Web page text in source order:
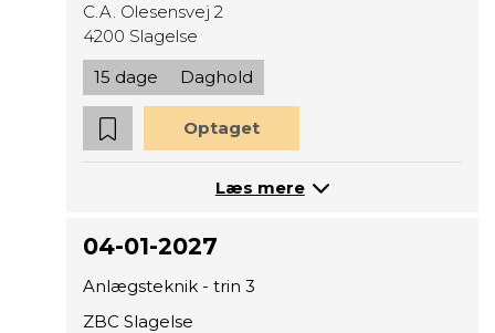
C.A. Olesensvej 2
4200 Slagelse
15 dage
Daghold
Optaget
Læs mere
04-01-2027
Anlægsteknik - trin 3
ZBC Slagelse